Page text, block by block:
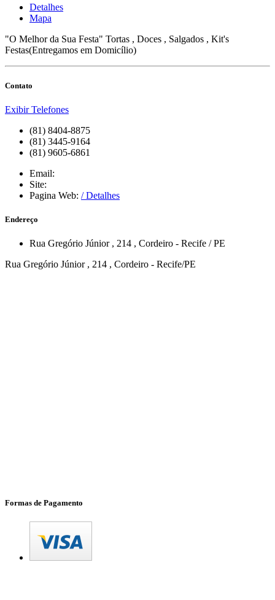
Detalhes
Mapa
"O Melhor da Sua Festa" Tortas , Doces , Salgados , Kit's
Festas(Entregamos em Domicílio)
Contato
Exibir Telefones
(81) 8404-8875
(81) 3445-9164
(81) 9605-6861
Email:
Site:
Pagina Web: / Detalhes
Endereço
Rua Gregório Júnior , 214 , Cordeiro - Recife /PE
Rua Gregório Júnior , 214 , Cordeiro - Recife/PE
Formas de Pagamento